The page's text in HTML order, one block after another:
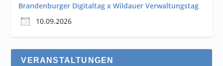
Brandenburger Digitaltag x Wildauer Verwaltungstag
10.09.2026
VERANSTALTUNGEN